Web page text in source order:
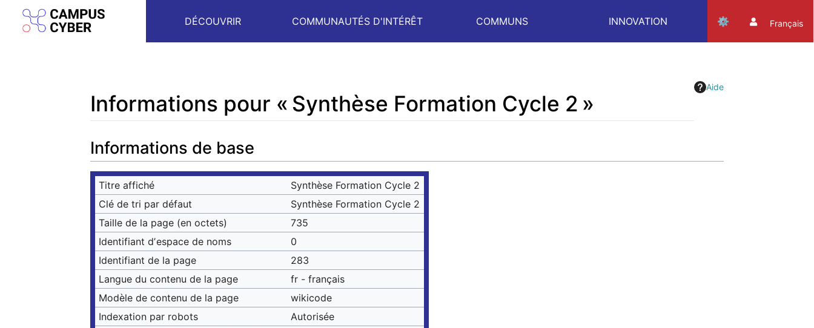
DÉCOUVRIR COMMUNAUTÉS D'INTÉRÊT COMMUNS INNOVATION Français
Aide
Informations pour « Synthèse Formation Cycle 2 »
Informations de base
Titre affiché
Synthèse Formation Cycle 2
Clé de tri par défaut
Synthèse Formation Cycle 2
Taille de la page (en octets)
735
Identifiant dʼespace de noms
0
Identifiant de la page
283
Langue du contenu de la page
fr - français
Modèle de contenu de la page
wikicode
Indexation par robots
Autorisée